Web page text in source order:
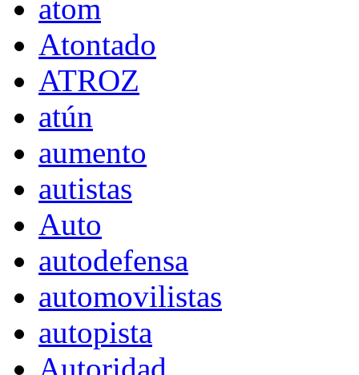
atom
Atontado
ATROZ
atún
aumento
autistas
Auto
autodefensa
automovilistas
autopista